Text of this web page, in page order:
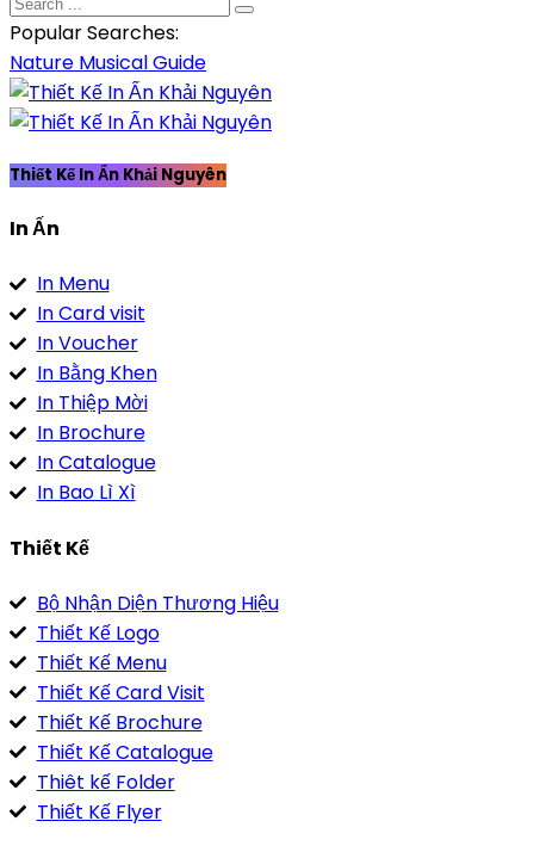
Popular Searches:
Nature MusicalGuide
Thiết Kế In Ấn Khải Nguyên
In Ấn
In Menu
In Card visit
In Voucher
In Bằng Khen
In Thiệp Mời
In Brochure
In Catalogue
In Bao Lì Xì
Thiết Kế
Bộ Nhận Diện Thương Hiệu
Thiết Kế Logo
Thiết Kế Menu
Thiết Kế Card Visit
Thiết Kế Brochure
Thiết Kế Catalogue
Thiêt kế Folder
Thiết Kế Flyer